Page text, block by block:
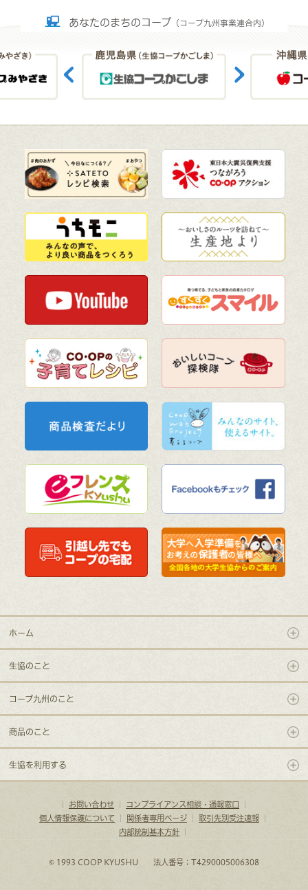
あなたのまちのコープ （コープ九州事業連合内）
ホーム
生協のこと
コープ九州のこと
商品のこと
生協を利用する
お問い合わせ｜ コンプライアンス相談・通報窓口
個人情報保護について｜ 関係者専用ページ｜ 取引先別受注速報｜
内部統制基本方針｜
© 1993 COOP KYUSHU 法人番号：T4290005006308